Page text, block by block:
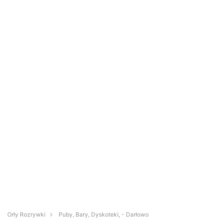
Orły Rozrywki
Puby, Bary, Dyskoteki, - Darłowo